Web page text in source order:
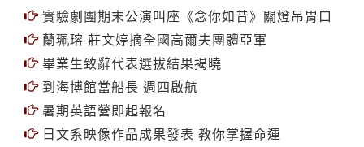
實驗劇團期末公演叫座《念你如昔》關燈吊胃口
蘭珮瑢 莊文婷摘全國高爾夫團體亞軍
畢業生致辭代表選拔結果揭曉
到海博館當船長 週四啟航
暑期英語營即起報名
日文系映像作品成果發表 教你掌握命運